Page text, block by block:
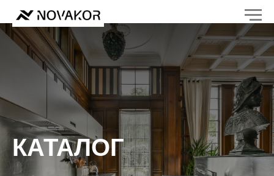
Главная Каталог
КАТАЛОГ